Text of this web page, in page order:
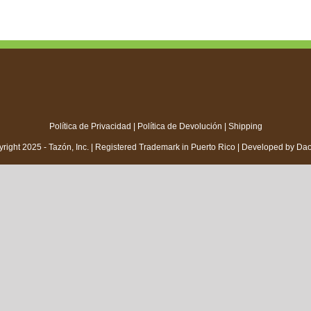
Política de Privacidad Política de Devolución Shipping
2025 - Tazón, Inc. | Registered Trademark in Puerto Rico | Developed by